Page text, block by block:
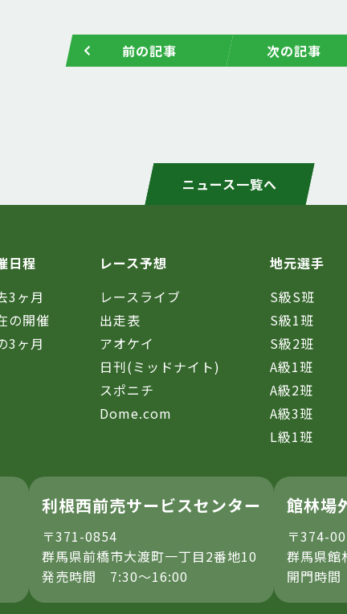
前の記事 次の記事
ニュース一覧へ
日程
3ヶ月
の開催
3ヶ月
レース予想
レースライブ
出走表
アオケイ
日刊(ミッドナイト)
スポニチ
Dome.com
地元選手
S級S班
S級1班
S級2班
A級1班
A級2班
A級3班
L級1班
利根西前売サービスセンター
〒371-0854
群馬県前橋市大渡町一丁目2番地10
発売時間 7:30～16:00
館林場
〒374-
群馬県館
開門時